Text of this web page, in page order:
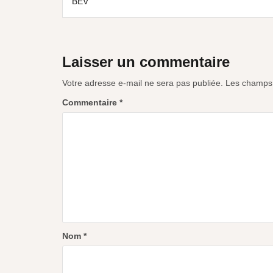
Laisser un commentaire
Votre adresse e-mail ne sera pas publiée. Les
Commentaire *
Nom *